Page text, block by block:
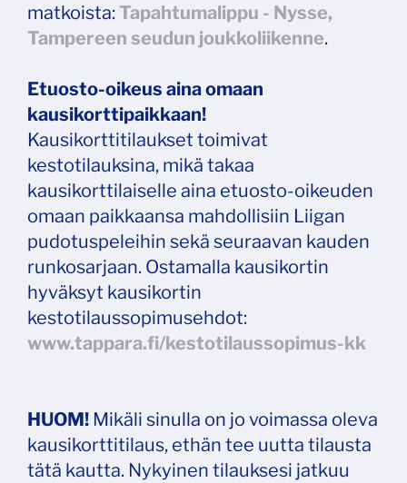
matkoista: Tapahtumalippu - Nysse,
Tampereen seudun joukkoliikenne.
Etuosto-oikeus aina omaan
kausikorttipaikkaan!
Kausikorttitilaukset toimivat
kestotilauksina, mikä takaa
kausikorttilaiselle aina etuosto-oikeuden
omaan paikkaansa mahdollisiin Liigan
pudotuspeleihin sekä seuraavan kauden
runkosarjaan. Ostamalla kausikortin
hyväksyt kausikortin
kestotilaussopimusehdot:
www.tappara.fi/kestotilaussopimus-kk
HUOM! Mikäli sinulla on jo voimassa oleva
kausikorttitilaus, ethän tee uutta tilausta
tätä kautta. Nykyinen tilauksesi jatkuu